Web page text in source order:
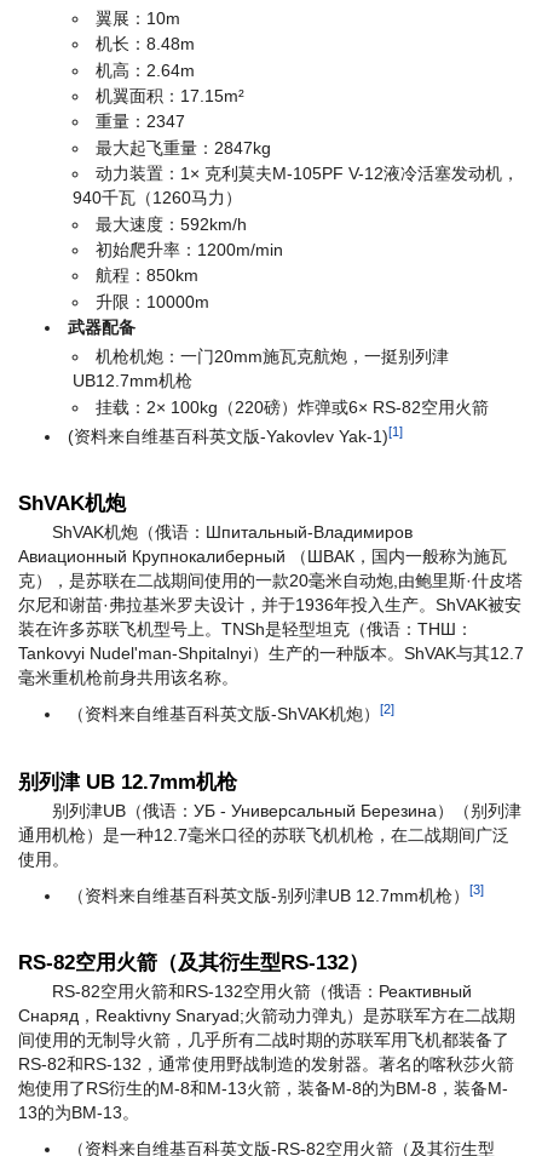
翼展：10m
机长：8.48m
机高：2.64m
机翼面积：17.15m²
重量：2347
最大起飞重量：2847kg
动力装置：1× 克利莫夫M-105PF V-12液冷活塞发动机，
940千瓦（1260马力）
最大速度：592km/h
初始爬升率：1200m/min
航程：850km
升限：10000m
武器配备
机枪机炮：一门20mm施瓦克航炮，一挺别列津
UB12.7mm机枪
挂载：2× 100kg（220磅）炸弹或6× RS-82空用火箭
(资料来自维基百科英文版-Yakovlev Yak-1)[1]
ShVAK机炮
ShVAK机炮（俄语：Шпитальный-Владимиров
Авиационный Крупнокалиберный （ШВАК，国内一般称为施瓦
克），是苏联在二战期间使用的一款20毫米自动炮,由鲍里斯·什皮塔
尔尼和谢苗·弗拉基米罗夫设计，并于1936年投入生产。ShVAK被安
装在许多苏联飞机型号上。TNSh是轻型坦克（俄语：ТНШ：
Tankovyi Nudel'man-Shpitalnyi）生产的一种版本。ShVAK与其12.7
毫米重机枪前身共用该名称。
（资料来自维基百科英文版-ShVAK机炮）[2]
别列津 UB 12.7mm机枪
别列津UB（俄语：УБ - Универсальный Березина）（别列津
通用机枪）是一种12.7毫米口径的苏联飞机机枪，在二战期间广泛
使用。
（资料来自维基百科英文版-别列津UB 12.7mm机枪）[3]
RS-82空用火箭（及其衍生型RS-132）
RS-82空用火箭和RS-132空用火箭（俄语：Реактивный
Снаряд，Reaktivny Snaryad;火箭动力弹丸）是苏联军方在二战期
间使用的无制导火箭，几乎所有二战时期的苏联军用飞机都装备了
RS-82和RS-132，通常使用野战制造的发射器。著名的喀秋莎火箭
炮使用了RS衍生的M-8和M-13火箭，装备M-8的为BM-8，装备M-
13的为BM-13。
（资料来自维基百科英文版-RS-82空用火箭（及其衍生型